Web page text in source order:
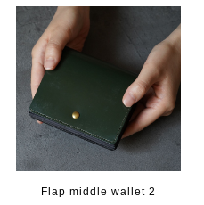
Flap middle wallet 2